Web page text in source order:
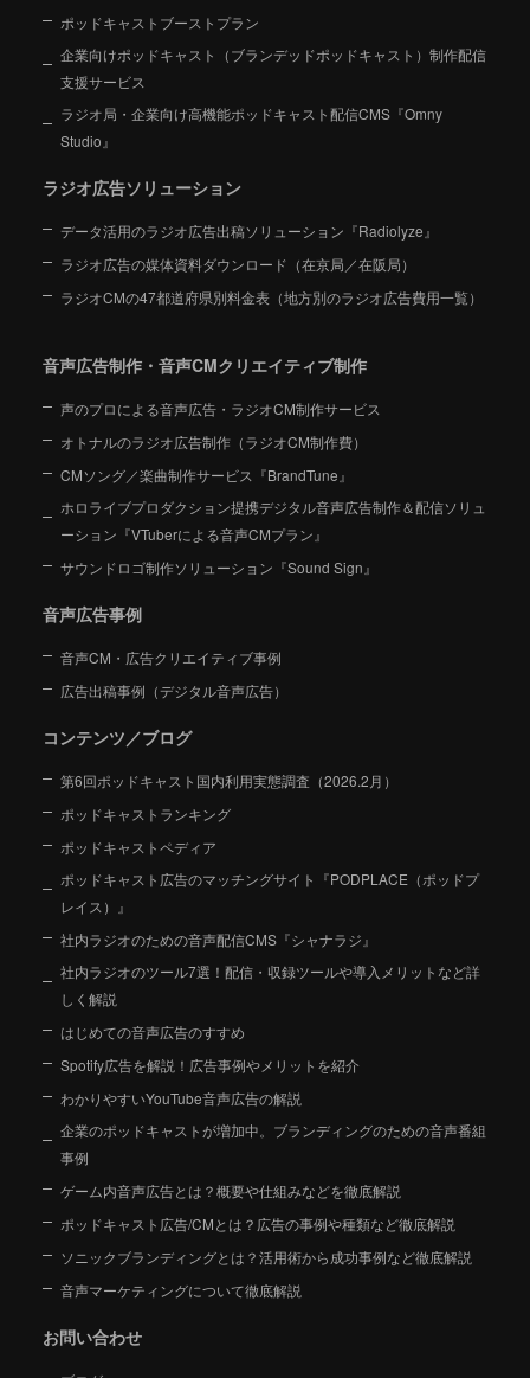
ポッドキャストブーストプラン
企業向けポッドキャスト（ブランデッドポッドキャスト）制作配信
支援サービス
ラジオ局・企業向け高機能ポッドキャスト配信CMS『Omny
Studio』
ラジオ広告ソリューション
データ活用のラジオ広告出稿ソリューション『Radiolyze』
ラジオ広告の媒体資料ダウンロード（在京局／在阪局）
ラジオCMの47都道府県別料金表（地方別のラジオ広告費用一覧）
音声広告制作・音声CMクリエイティブ制作
声のプロによる音声広告・ラジオCM制作サービス
オトナルのラジオ広告制作（ラジオCM制作費）
CMソング／楽曲制作サービス『BrandTune』
ホロライブプロダクション提携デジタル音声広告制作＆配信ソリュ
ーション 『VTuberによる音声CMプラン』
サウンドロゴ制作ソリューション『Sound Sign』
音声広告事例
音声CM・広告クリエイティブ事例
広告出稿事例（デジタル音声広告）
コンテンツ／ブログ
第6回ポッドキャスト国内利用実態調査（2026.2月）
ポッドキャストランキング
ポッドキャストペディア
ポッドキャスト広告のマッチングサイト『PODPLACE（ポッドプ
レイス）』
社内ラジオのための音声配信CMS『シャナラジ』
社内ラジオのツール7選！配信・収録ツールや導入メリットなど詳
しく解説
はじめての音声広告のすすめ
Spotify広告を解説！広告事例やメリットを紹介
わかりやすいYouTube音声広告の解説
企業のポッドキャストが増加中。ブランディングのための音声番組
事例
ゲーム内音声広告とは？概要や仕組みなどを徹底解説
ポッドキャスト広告/CMとは？広告の事例や種類など徹底解説
ソニックブランディングとは？活用術から成功事例など徹底解説
音声マーケティングについて徹底解説
お問い合わせ